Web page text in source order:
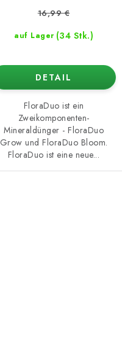
auf Lager (34 Stk.)
16,99 €
DETAIL
FloraDuo ist ein
Zweikomponenten-
Mineraldünger - FloraDuo
Grow und FloraDuo Bloom.
FloraDuo ist eine neue...